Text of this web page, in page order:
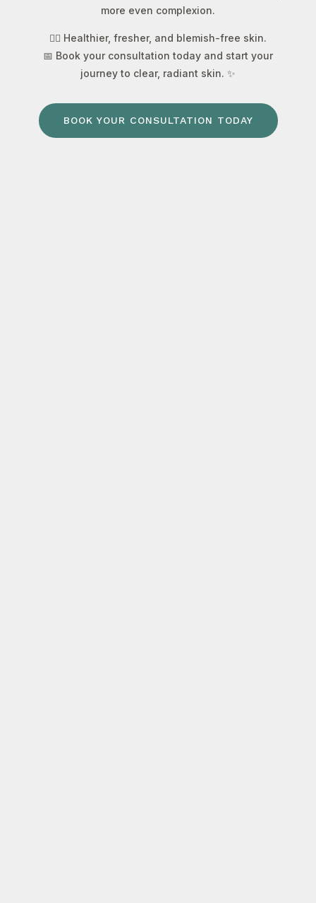
more even complexion.
💆‍♀️ Healthier, fresher, and blemish-free skin.
📅 Book your consultation today and start your
journey to clear, radiant skin. ✨
BOOK YOUR CONSULTATION TODAY